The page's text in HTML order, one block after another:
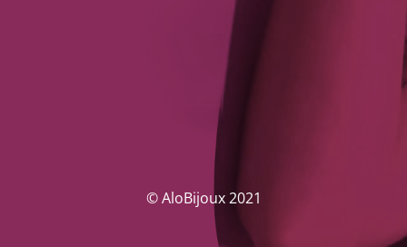
© AloBijoux 2021